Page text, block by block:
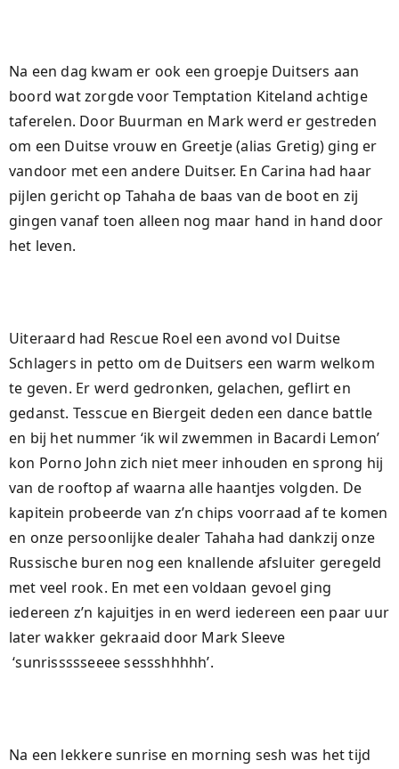
Na een dag kwam er ook een groepje Duitsers aan
boord wat zorgde voor Temptation Kiteland achtige
taferelen. Door Buurman en Mark werd er gestreden
om een Duitse vrouw en Greetje (alias Gretig) ging er
vandoor met een andere Duitser. En Carina had haar
pijlen gericht op Tahaha de baas van de boot en zij
gingen vanaf toen alleen nog maar hand in hand door
het leven.
Uiteraard had Rescue Roel een avond vol Duitse
Schlagers in petto om de Duitsers een warm welkom
te geven. Er werd gedronken, gelachen, geflirt en
gedanst. Tesscue en Biergeit deden een dance battle
en bij het nummer ‘ik wil zwemmen in Bacardi Lemon’
kon Porno John zich niet meer inhouden en sprong hij
van de rooftop af waarna alle haantjes volgden. De
kapitein probeerde van z’n chips voorraad af te komen
en onze persoonlijke dealer Tahaha had dankzij onze
Russische buren nog een knallende afsluiter geregeld
met veel rook. En met een voldaan gevoel ging
iedereen z’n kajuitjes in en werd iedereen een paar uur
later wakker gekraaid door Mark Sleeve
‘sunrissssseeee sessshhhhh’.
Na een lekkere sunrise en morning sesh was het tijd